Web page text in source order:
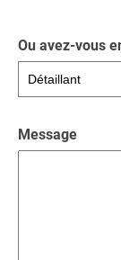
Ou avez-vous
Message